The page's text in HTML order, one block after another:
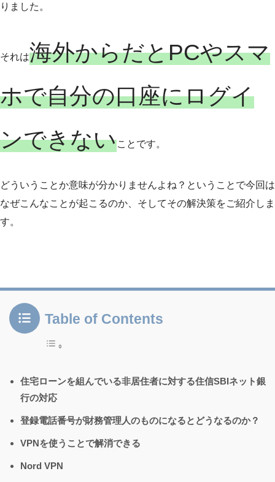
りました。
それは海外からだとPCやスマ
ホで自分の口座にログイ
ンできないことです。
どういうことか意味が分かりませんよね？ということで今回は
なぜこんなことが起こるのか、そしてその解決策をご紹介しま
す。
Table of Contents
住宅ローンを組んでいる非居住者に対する住信SBIネット銀
行の対応
登録電話番号が財務管理人のものになるとどうなるのか？
VPNを使うことで解消できる
Nord VPN